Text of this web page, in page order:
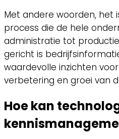
Met andere woorden, het
process die de hele
administratie tot
gericht is
waardevolle inzichten
verbetering en groei van
Hoe kan